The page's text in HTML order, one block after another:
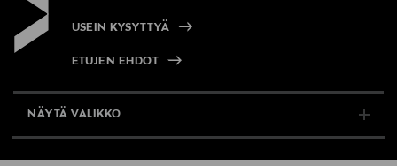
USEIN KYSYTTYÄ
ETUJEN EHDOT
NÄYTÄ VALIKKO